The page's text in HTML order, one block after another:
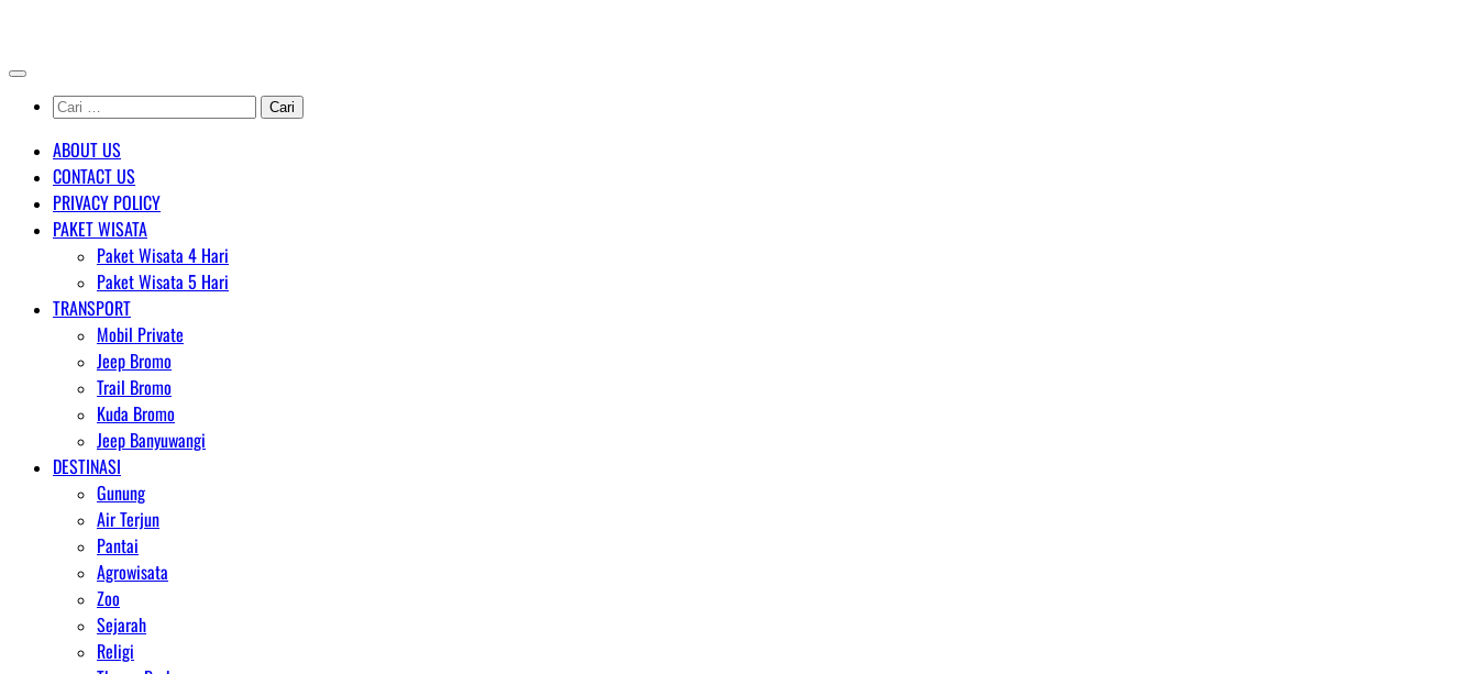
content
Cari
untuk:
ABOUT US
CONTACT US
PRIVACY POLICY
PAKET WISATA
Paket Wisata 4 Hari
Paket Wisata 5 Hari
TRANSPORT
Mobil Private
Jeep Bromo
Trail Bromo
Kuda Bromo
Jeep Banyuwangi
DESTINASI
Gunung
Air Terjun
Pantai
Agrowisata
Zoo
Sejarah
Religi